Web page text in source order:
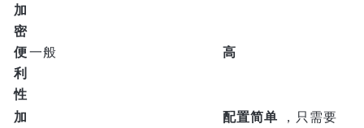
加
密
便
利
性
一般 高
加
配置简单 ，只需要